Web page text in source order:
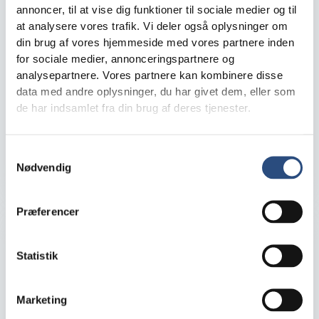
annoncer, til at vise dig funktioner til sociale medier og til
at analysere vores trafik. Vi deler også oplysninger om
din brug af vores hjemmeside med vores partnere inden
for sociale medier, annonceringspartnere og
analysepartnere. Vores partnere kan kombinere disse
data med andre oplysninger, du har givet dem, eller som
de har indsamlet fra din brug af deres tjenester.
Nødvendig
Præferencer
Statistik
Marketing
KFI LAB
KFI LAB igangsætter pilotprojekt
4. juni 2026
Siden vi lancerede KFI LAB og senere udvalgte de
Læs mere